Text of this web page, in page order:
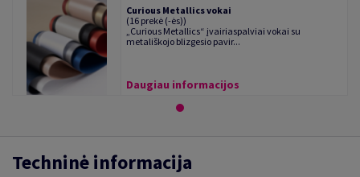
Curious Metallics vokai
(16 prekė (-ės))
„Curious Metallics“ įvairiaspalviai vokai su
metališkojo blizgesio pavir...
Daugiau informacijos
Techninė informacija